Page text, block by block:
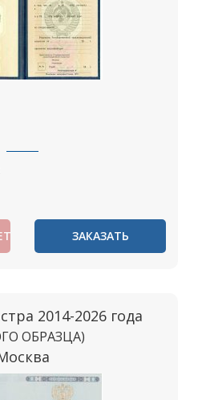
ЗАКАЗАТЬ
2014-2026 года
ОБРАЗЦА)